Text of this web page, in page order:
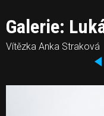
Galerie:
Vítězka Anka Straková